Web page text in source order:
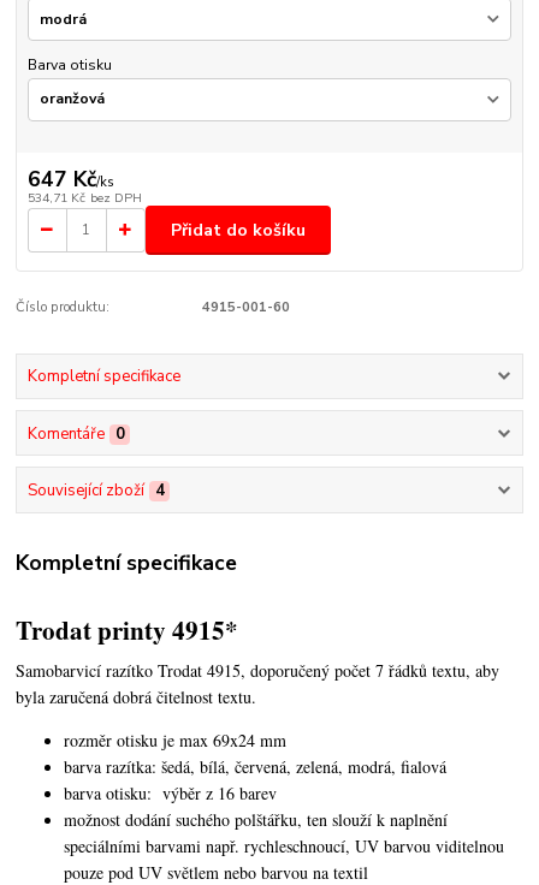
Barva otisku
647 Kč/ks
534,71 Kč bez DPH
Přidat do košíku
Číslo produktu: 4915-001-60
Kompletní specifikace
Komentáře 0
Související zboží 4
Kompletní specifikace
Trodat printy 4915*
Samobarvicí razítko Trodat 4915, doporučený počet 7 řádků textu, aby
byla zaručená dobrá čitelnost textu.
rozměr otisku je max 69x24 mm
barva razítka: šedá, bílá, červená, zelená, modrá, fialová
barva otisku: výběr z 16 barev
možnost dodání suchého polštářku, ten slouží k naplnění
speciálními barvami např. rychleschnoucí, UV barvou viditelnou
pouze pod UV světlem nebo barvou na textil